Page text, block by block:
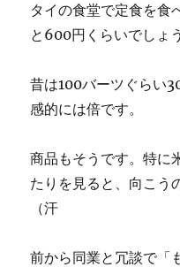
タイの食堂で定食を食
と600円くらいでしょ
昔は100バーツぐらい
感的には倍です。
商品もそうです。特
たりを見ると、向こう
（汗
前から同業と冗談で「